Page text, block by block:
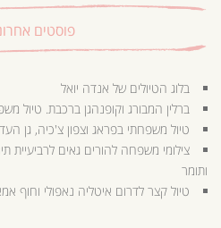
פוסטים
בלוג הטיולים של אנדה יואל
ברלין המבורג וקופנהגן ברכבת. טיול
טיול משפחתי בפראג וצפון צ'כיה, גן
צילומי משפחה להורים גאים לרביעיית
ותומר
טיול קצר לדרום איטליה נאפולי וחוף